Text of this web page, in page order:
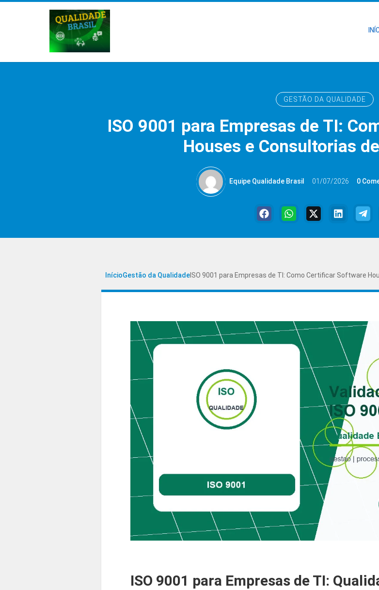
GESTÃO DA QUALIDADE
ISO 9001 para Empresas de TI:
Houses e Consultorias
Equipe Qualidade Brasil 01/07/2026 0
InícioGestão da Qualidade ISO 9001 para Empresas de TI: Como Certificar Software
ISO 9001 para Empresas de TI: